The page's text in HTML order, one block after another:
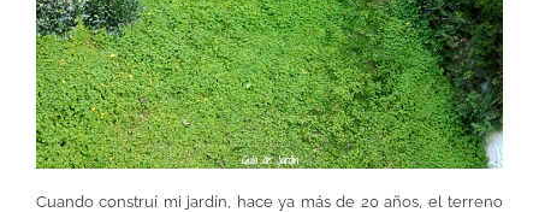
Cuando construí mi jardín, hace ya más de 20 años, el terreno